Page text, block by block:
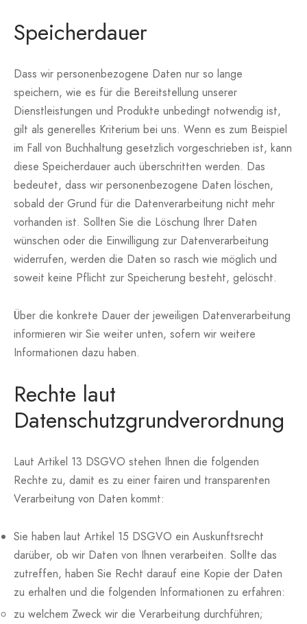
Speicherdauer
Dass wir personenbezogene Daten nur so lange
speichern, wie es für die Bereitstellung unserer
Dienstleistungen und Produkte unbedingt notwendig ist,
gilt als generelles Kriterium bei uns. Wenn es zum Beispiel
im Fall von Buchhaltung gesetzlich vorgeschrieben ist, kann
diese Speicherdauer auch überschritten werden. Das
bedeutet, dass wir personenbezogene Daten löschen,
sobald der Grund für die Datenverarbeitung nicht mehr
vorhanden ist. Sollten Sie die Löschung Ihrer Daten
wünschen oder die Einwilligung zur Datenverarbeitung
widerrufen, werden die Daten so rasch wie möglich und
soweit keine Pflicht zur Speicherung besteht, gelöscht.
Über die konkrete Dauer der jeweiligen Datenverarbeitung
informieren wir Sie weiter unten, sofern wir weitere
Informationen dazu haben.
Rechte laut
Datenschutzgrundverordnung
Laut Artikel 13 DSGVO stehen Ihnen die folgenden
Rechte zu, damit es zu einer fairen und transparenten
Verarbeitung von Daten kommt:
Sie haben laut Artikel 15 DSGVO ein Auskunftsrecht
darüber, ob wir Daten von Ihnen verarbeiten. Sollte das
zutreffen, haben Sie Recht darauf eine Kopie der Daten
zu erhalten und die folgenden Informationen zu erfahren:
zu welchem Zweck wir die Verarbeitung durchführen;